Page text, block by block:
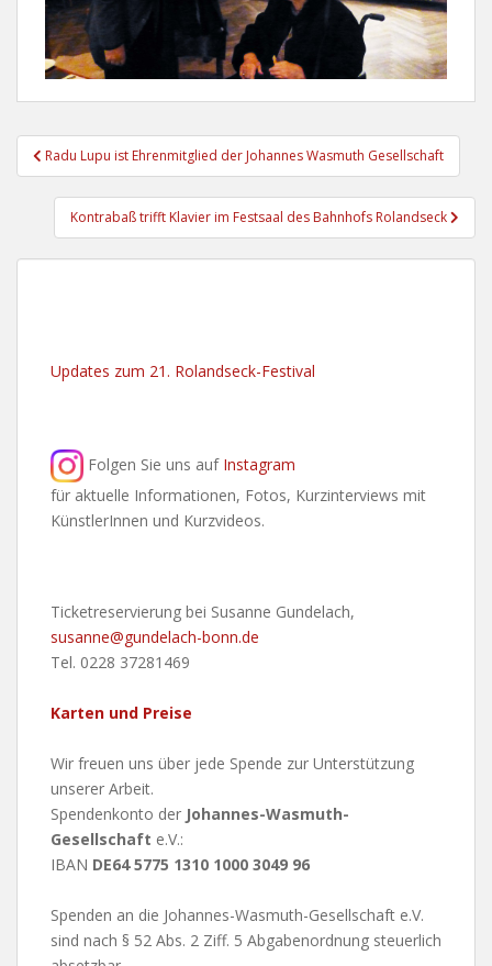
Beitragsnavigation
Radu Lupu ist Ehrenmitglied der Johannes Wasmuth Gesellschaft
Kontrabaß trifft Klavier im Festsaal des Bahnhofs Rolandseck
Updates zum 21. Rolandseck-Festival
Folgen Sie uns auf Instagram
für aktuelle Informationen, Fotos, Kurzinterviews mit
KünstlerInnen und Kurzvideos.
Ticketreservierung bei Susanne Gundelach,
susanne@gundelach-bonn.de
Tel. 0228 37281469
Karten und Preise
Wir freuen uns über jede Spende zur Unterstützung
unserer Arbeit.
Spendenkonto der Johannes-Wasmuth-
Gesellschaft e.V.:
IBAN DE64 5775 1310 1000 3049 96
Spenden an die Johannes-Wasmuth-Gesellschaft e.V.
sind nach § 52 Abs. 2 Ziff. 5 Abgabenordnung steuerlich